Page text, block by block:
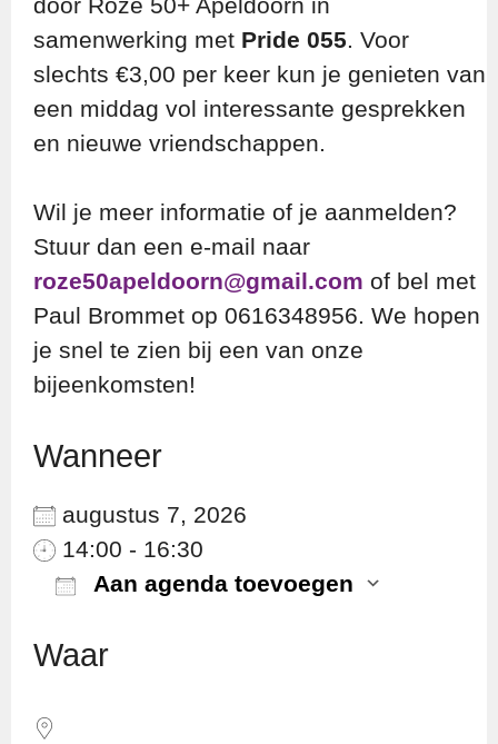
samenwerking met Pride 055. Voor
slechts €3,00 per keer kun je genieten van
een middag vol interessante gesprekken
en nieuwe vriendschappen.
Wil je meer informatie of je aanmelden?
Stuur dan een e-mail naar
roze50apeldoorn@gmail.com of bel met
Paul Brommet op 0616348956. We hopen
je snel te zien bij een van onze
bijeenkomsten!
Wanneer
augustus 7, 2026
14:00 - 16:30
Aan agenda toevoegen
Waar